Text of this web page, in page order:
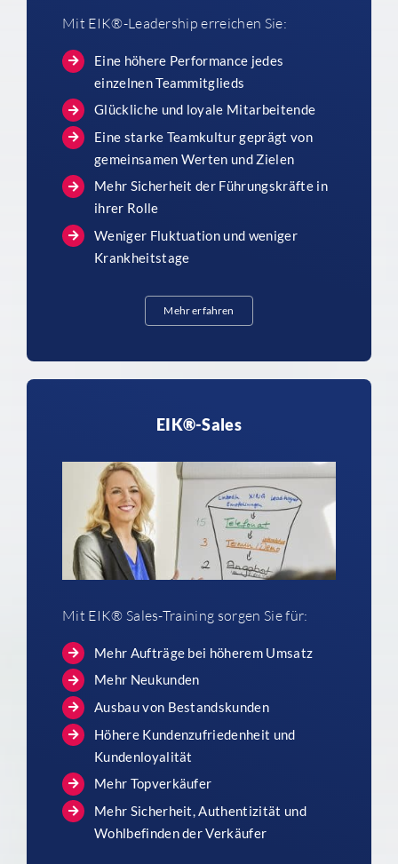
Mit EIK®-Leadership erreichen Sie:
Eine höhere Performance jedes
einzelnen Teammitglieds
Glückliche und loyale Mitarbeitende
Eine starke Teamkultur geprägt von
gemeinsamen Werten und Zielen
Mehr Sicherheit der Führungskräfte in
ihrer Rolle
Weniger Fluktuation und weniger
Krankheitstage
Mehr erfahren
EIK®-Sales
Mit EIK® Sales-Training sorgen Sie für:
Mehr Aufträge bei höherem Umsatz
Mehr Neukunden
Ausbau von Bestandskunden
Höhere Kundenzufriedenheit und
Kundenloyalität
Mehr Topverkäufer
Mehr Sicherheit, Authentizität und
Wohlbefinden der Verkäufer